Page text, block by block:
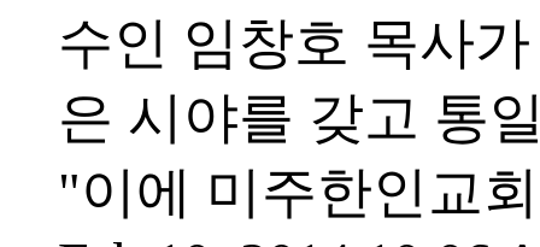
수인 임창호 목사
은 시야를 갖고 통
"이에 미주한인교